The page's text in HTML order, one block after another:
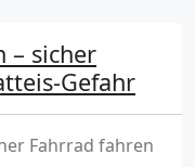
– sicher
Gefahr